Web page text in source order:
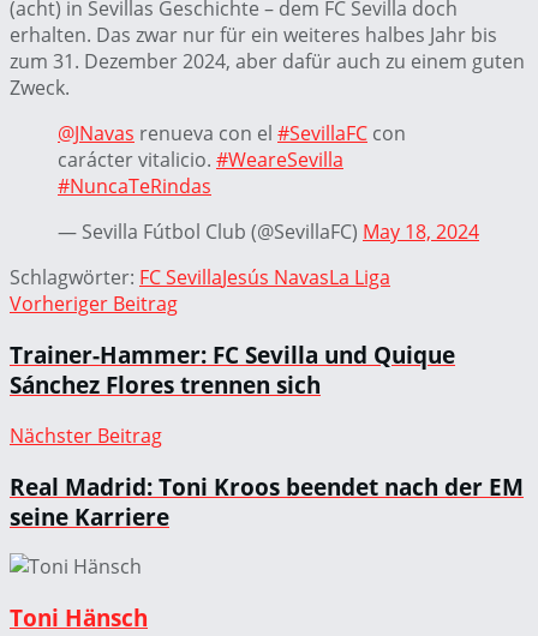
(acht) in Sevillas Geschichte – dem FC Sevilla doch
erhalten. Das zwar nur für ein weiteres halbes Jahr bis
zum 31. Dezember 2024, aber dafür auch zu einem guten
Zweck.
@JNavas renueva con el #SevillaFC con
carácter vitalicio. #WeareSevilla
#NuncaTeRindas
— Sevilla Fútbol Club (@SevillaFC) May 18, 2024
Schlagwörter: FC SevillaJesús NavasLa Liga
Vorheriger Beitrag
Trainer-Hammer: FC Sevilla und Quique
Sánchez Flores trennen sich
Nächster Beitrag
Real Madrid: Toni Kroos beendet nach der EM
seine Karriere
Toni Hänsch